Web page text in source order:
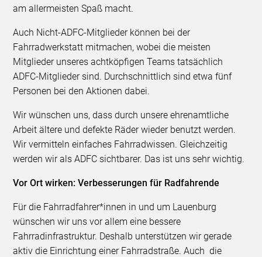
am allermeisten Spaß macht.
Auch Nicht-ADFC-Mitglieder können bei der
Fahrradwerkstatt mitmachen, wobei die meisten
Mitglieder unseres achtköpfigen Teams tatsächlich
ADFC-Mitglieder sind. Durchschnittlich sind etwa fünf
Personen bei den Aktionen dabei.
Wir wünschen uns, dass durch unsere ehrenamtliche
Arbeit ältere und defekte Räder wieder benutzt werden.
Wir vermitteln einfaches Fahrradwissen. Gleichzeitig
werden wir als ADFC sichtbarer. Das ist uns sehr wichtig.
Vor Ort wirken: Verbesserungen für Radfahrende
Für die Fahrradfahrer*innen in und um Lauenburg
wünschen wir uns vor allem eine bessere
Fahrradinfrastruktur. Deshalb unterstützen wir gerade
aktiv die Einrichtung einer Fahrradstraße. Auch die